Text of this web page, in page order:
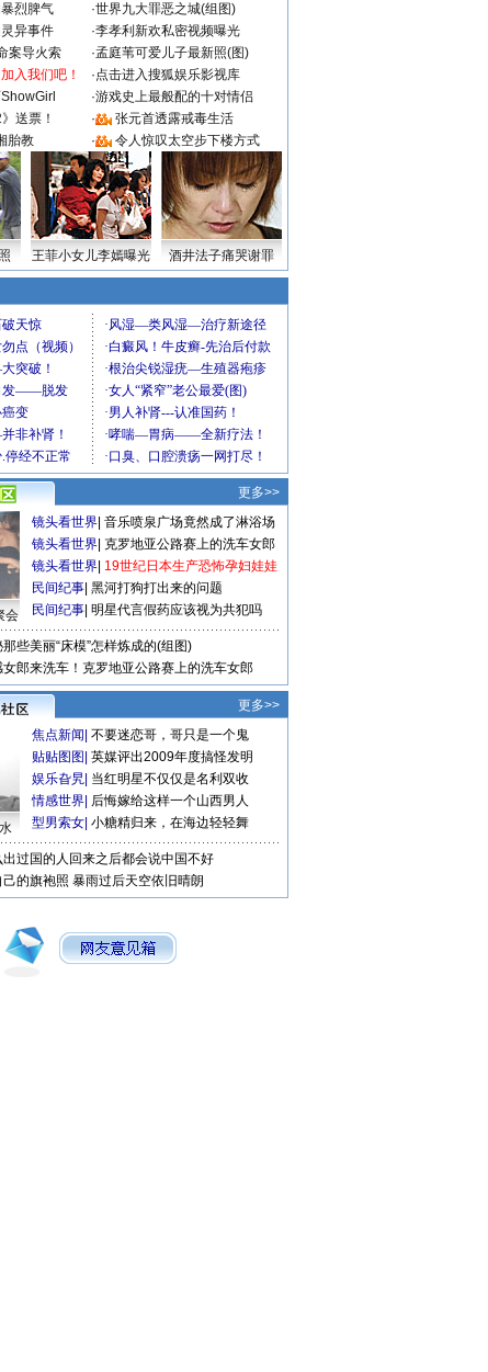
烈脾气 ·世界九大罪恶之城(组图)
异事件 ·李孝利新欢私密视频曝光
案导火索 ·孟庭苇可爱儿子最新照(图)
入我们吧！ ·点击进入搜狐娱乐影视库
·游戏史上最般配的十对情侣
送票！ ·
张元首透露戒毒生活
胎教 · 令人惊叹太空步下楼方式
王菲小女儿李嫣曝光 酒井法子痛哭谢罪
更多>>
会
镜头看世界 音乐喷泉广场竟然成了淋浴场
镜头看世界 克罗地亚公路赛上的洗车女郎
镜头看世界 19世纪日本生产恐怖孕妇娃娃
民间纪事 黑河打狗打出来的问题
民间纪事 明星代言假药应该视为共犯吗
些美丽“床模”怎样炼成的(组图)
女郎来洗车！克罗地亚公路赛上的洗车女郎
更多>>
焦点新闻 不要迷恋哥，哥只是一个鬼
贴贴图图 英媒评出2009年度搞怪发明
娱乐旮旯 当红明星不仅仅是名利双收
情感世界 后悔嫁给这样一个山西男人
型男索女 小糖精归来，在海边轻轻舞
出过国的人回来之后都会说中国不好
的旗袍照 暴雨过后天空依旧晴朗